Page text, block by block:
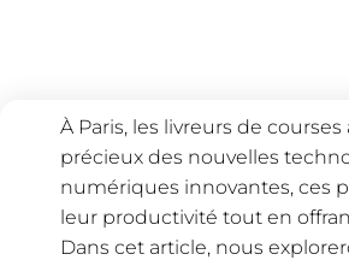
À Paris, les livreurs de
précieux des nouvelles
numériques innovantes, ces
leur productivité tout en
Dans cet article, nous